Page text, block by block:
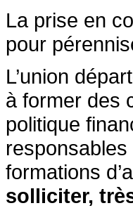
La prise en
pour
L’union
à former des
politique
formations
solliciter,